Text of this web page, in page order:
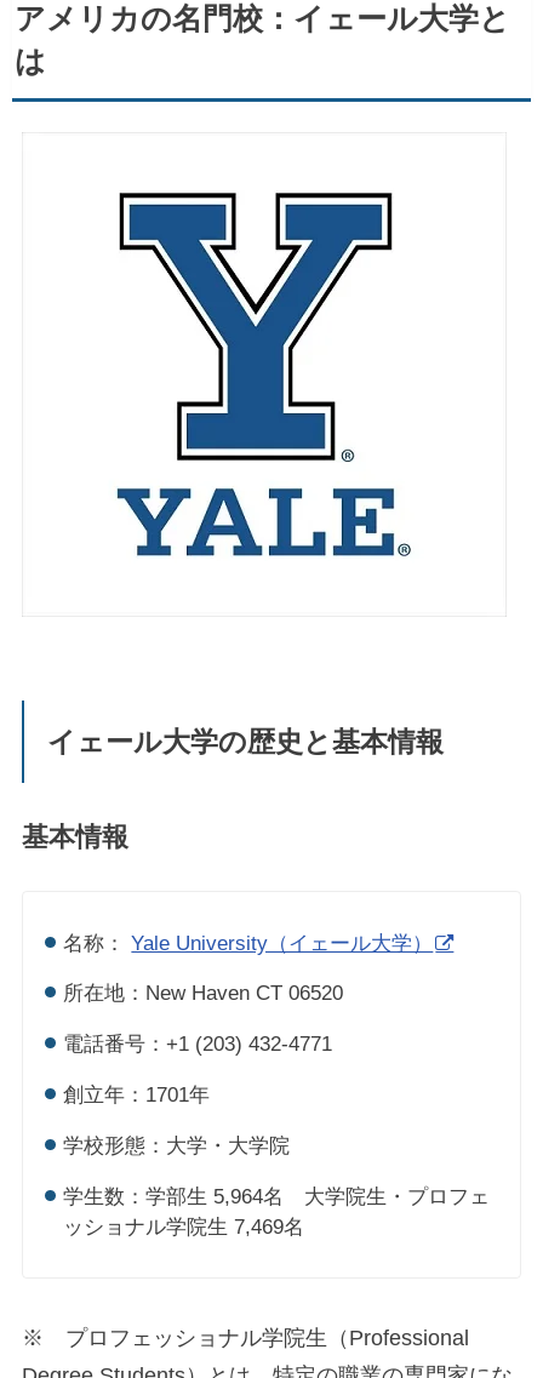
アメリカの名門校：イェール大学と
は
イェール大学の歴史と基本情報
基本情報
名称：Yale University（イェール大学）
所在地：New Haven CT 06520
電話番号：+1 (203) 432-4771
創立年：1701年
学校形態：大学・大学院
学生数：学部生 5,964名 大学院生・プロフェ
ッショナル学院生 7,469名
※ プロフェッショナル学院生（Professional